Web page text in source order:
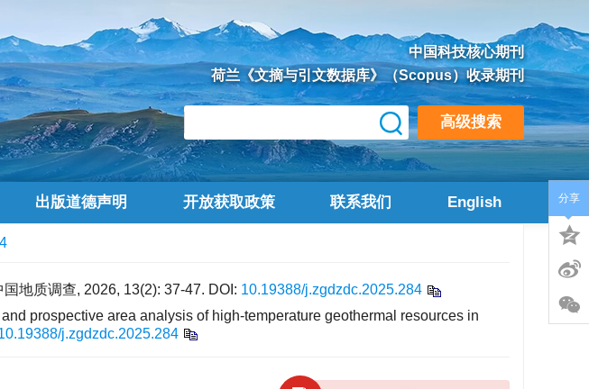
中国科技核心期刊
荷兰《文摘与引文数据库》（Scopus）收录期刊
高级搜索
出版道德声明 开放获取政策 联系我们 English
地质调查, 2026, 13(2): 37-47. DOI: 10.19388/j.zgdzdc.2025.284
prospective area analysis of high-temperature geothermal resources in
j.zgdzdc.2025.284
分享